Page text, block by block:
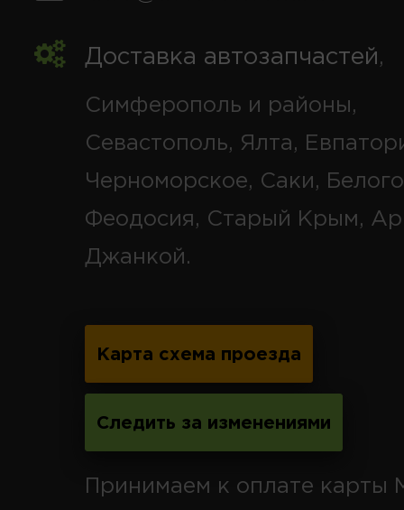
Доставка автозапчастей,
Симферополь и районы,
Севастополь, Ялта,
Черноморское, Саки,
Феодосия, Старый Крым,
Джанкой.
Карта схема проезда
Следить за изменениями
Принимаем к оплате карты